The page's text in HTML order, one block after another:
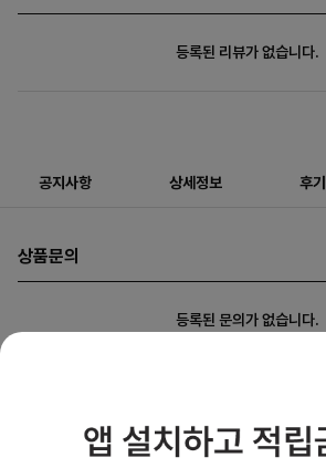
등록된 리뷰가 없습니다.
공지사항 상세정보 후기
상품문의
등록된 문의가 없습니다.